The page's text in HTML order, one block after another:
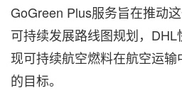
GoGreen Plus服务旨在推动
可持续发展路线图规划，
现可持续航空燃料在航空运
的目标。